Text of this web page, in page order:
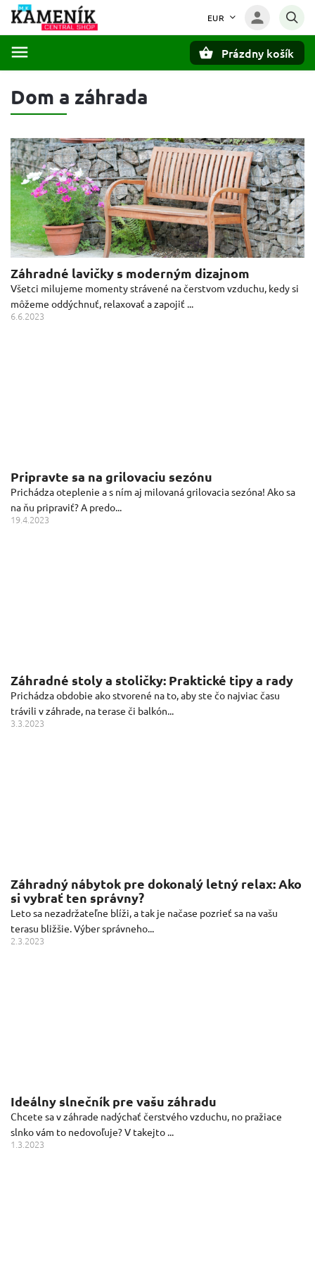
EUR
Prázdny košík
Dom a záhrada
Záhradné lavičky s moderným dizajnom
6.6.2023
Všetci milujeme momenty strávené na čerstvom vzduchu, kedy si
môžeme oddýchnuť, relaxovať a zapojiť ...
Pripravte sa na grilovaciu sezónu
19.4.2023
Prichádza oteplenie a s ním aj milovaná grilovacia sezóna! Ako sa
na ňu pripraviť? A predo...
Záhradné stoly a stoličky: Praktické tipy a rady
3.3.2023
Prichádza obdobie ako stvorené na to, aby ste čo najviac času
trávili v záhrade, na terase či balkón...
Záhradný nábytok pre dokonalý letný relax: Ako
si vybrať ten správny?
2.3.2023
Leto sa nezadržateľne blíži, a tak je načase pozrieť sa na vašu
terasu bližšie. Výber správneho...
Ideálny slnečník pre vašu záhradu
1.3.2023
Chcete sa v záhrade nadýchať čerstvého vzduchu, no pražiace
slnko vám to nedovoľuje? V takejto ...